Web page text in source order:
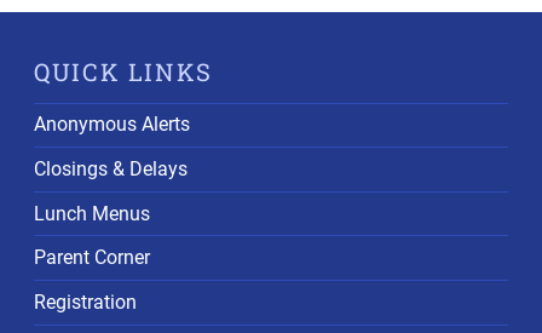
QUICK LINKS
Anonymous Alerts
Closings & Delays
Lunch Menus
Parent Corner
Registration